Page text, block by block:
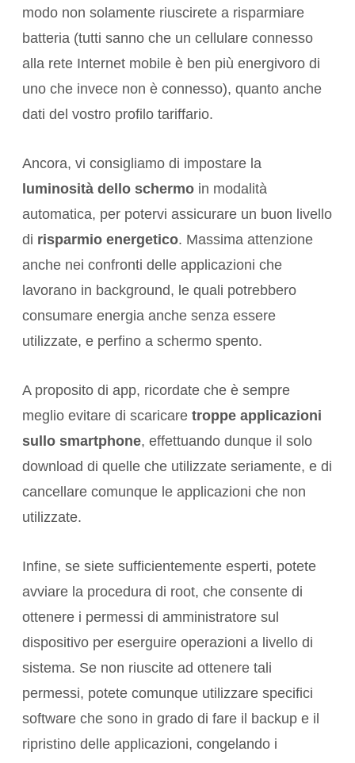
modo non solamente riuscirete a risparmiare
batteria (tutti sanno che un cellulare connesso
alla rete Internet mobile è ben più energivoro di
uno che invece non è connesso), quanto anche
dati del vostro profilo tariffario.
Ancora, vi consigliamo di impostare la
luminosità dello schermo in modalità
automatica, per potervi assicurare un buon livello
di risparmio energetico. Massima attenzione
anche nei confronti delle applicazioni che
lavorano in background, le quali potrebbero
consumare energia anche senza essere
utilizzate, e perfino a schermo spento.
A proposito di app, ricordate che è sempre
meglio evitare di scaricare troppe applicazioni
sullo smartphone, effettuando dunque il solo
download di quelle che utilizzate seriamente, e di
cancellare comunque le applicazioni che non
utilizzate.
Infine, se siete sufficientemente esperti, potete
avviare la procedura di root, che consente di
ottenere i permessi di amministratore sul
dispositivo per eserguire operazioni a livello di
sistema. Se non riuscite ad ottenere tali
permessi, potete comunque utilizzare specifici
software che sono in grado di fare il backup e il
ripristino delle applicazioni, congelando i